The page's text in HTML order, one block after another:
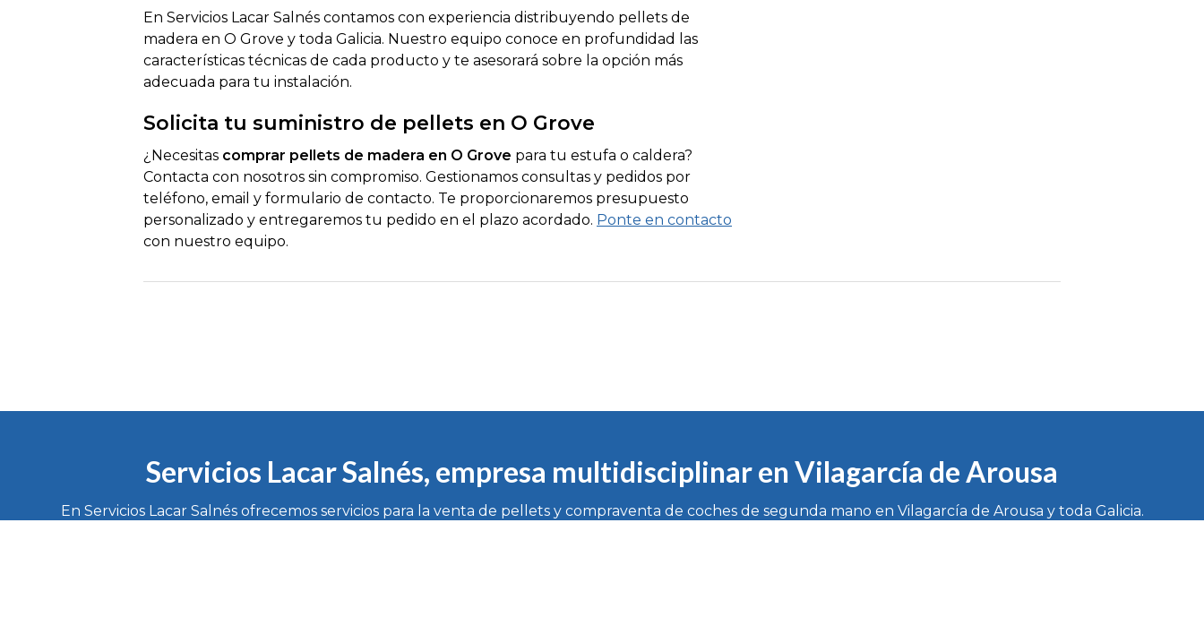
En Servicios Lacar Salnés contamos con experiencia distribuyendo pellets de
madera en O Grove y toda Galicia. Nuestro equipo conoce en profundidad las
características técnicas de cada producto y te asesorará sobre la opción más
adecuada para tu instalación.
Solicita tu suministro de pellets en O Grove
¿Necesitas comprar pellets de madera en O Grove para tu estufa o caldera?
Contacta con nosotros sin compromiso. Gestionamos consultas y pedidos por
teléfono, email y formulario de contacto. Te proporcionaremos presupuesto
personalizado y entregaremos tu pedido en el plazo acordado. Ponte en contacto
con nuestro equipo.
Servicios Lacar Salnés, empresa multidisciplinar en Vilagarcía de Arousa
En Servicios Lacar Salnés ofrecemos servicios para la venta de pellets y compraventa de coches de segunda mano en Vilagarcía de Arousa y toda Galicia.